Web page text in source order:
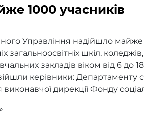
1000 учасників
Управління надійшло
загальноосвітніх шкіл,
закладів віком від 6 до 18
керівники: Департаменту
дирекції Фонду